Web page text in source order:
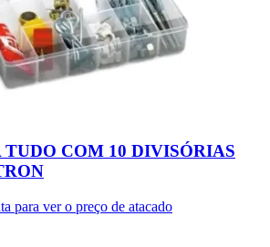
COM 10 DIVISÓRIAS
para ver o preço de atacado